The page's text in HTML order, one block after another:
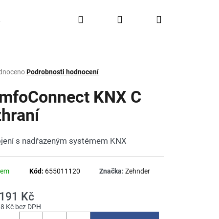
Doprava a platba Značky
Hledat PřihlášeníNákupní
Podrobnosti hodnocení
KNX C
s nadřazeným systémem KNX
Kód: 655011120 Značka: Zehnder
Kč
Kč bez DPH